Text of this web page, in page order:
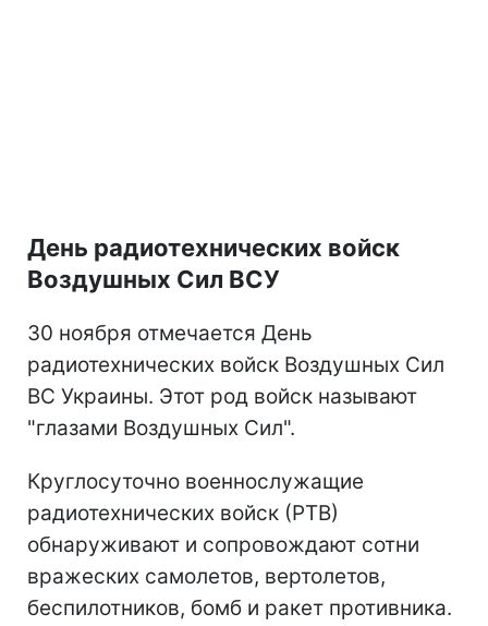
День радиотехнических войск
Воздушных Сил ВСУ
30 ноября отмечается День
радиотехнических войск Воздушных Сил
ВС Украины. Этот род войск называют
"глазами Воздушных Сил".
Круглосуточно военнослужащие
радиотехнических войск (РТВ)
обнаруживают и сопровождают сотни
вражеских самолетов, вертолетов,
беспилотников, бомб и ракет противника.